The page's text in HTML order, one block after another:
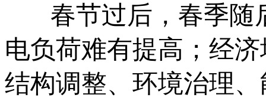
春节过后，春季随
电负荷难有提高；经
结构调整、环境治理